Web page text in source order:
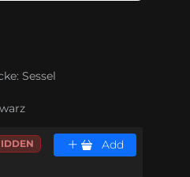
Sessel
Add